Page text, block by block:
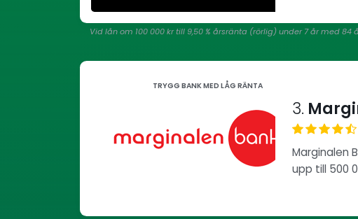
Vid lån om 100 000 kr till 9,50 % årsränta (rörlig) under 7 år med
TRYGG BANK MED LÅG RÄNTA
3.
Marginalen
upp till 500